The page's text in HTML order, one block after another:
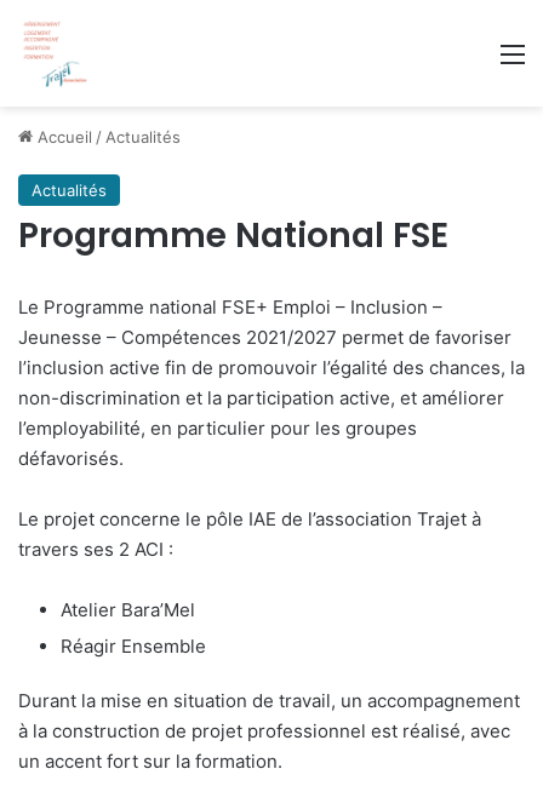
Accueil / Actualités
Actualités
Programme National FSE
Le Programme national FSE+ Emploi – Inclusion –
Jeunesse – Compétences 2021/2027 permet de favoriser
l’inclusion active fin de promouvoir l’égalité des chances, la
non-discrimination et la participation active, et améliorer
l’employabilité, en particulier pour les groupes
défavorisés.
Le projet concerne le pôle IAE de l’association Trajet à
travers ses 2 ACI :
Atelier Bara’Mel
Réagir Ensemble
Durant la mise en situation de travail, un accompagnement
à la construction de projet professionnel est réalisé, avec
un accent fort sur la formation.